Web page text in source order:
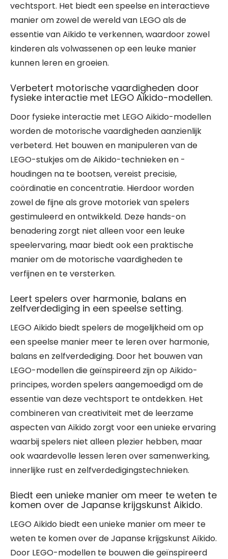
vechtsport. Het biedt een speelse en interactieve
manier om zowel de wereld van LEGO als de
essentie van Aikido te verkennen, waardoor zowel
kinderen als volwassenen op een leuke manier
kunnen leren en groeien.
Verbetert motorische vaardigheden door
fysieke interactie met LEGO Aikido-modellen.
Door fysieke interactie met LEGO Aikido-modellen
worden de motorische vaardigheden aanzienlijk
verbeterd. Het bouwen en manipuleren van de
LEGO-stukjes om de Aikido-technieken en -
houdingen na te bootsen, vereist precisie,
coördinatie en concentratie. Hierdoor worden
zowel de fijne als grove motoriek van spelers
gestimuleerd en ontwikkeld. Deze hands-on
benadering zorgt niet alleen voor een leuke
speelervaring, maar biedt ook een praktische
manier om de motorische vaardigheden te
verfijnen en te versterken.
Leert spelers over harmonie, balans en
zelfverdediging in een speelse setting.
LEGO Aikido biedt spelers de mogelijkheid om op
een speelse manier meer te leren over harmonie,
balans en zelfverdediging. Door het bouwen van
LEGO-modellen die geïnspireerd zijn op Aikido-
principes, worden spelers aangemoedigd om de
essentie van deze vechtsport te ontdekken. Het
combineren van creativiteit met de leerzame
aspecten van Aikido zorgt voor een unieke ervaring
waarbij spelers niet alleen plezier hebben, maar
ook waardevolle lessen leren over samenwerking,
innerlijke rust en zelfverdedigingstechnieken.
Biedt een unieke manier om meer te weten te
komen over de Japanse krijgskunst Aikido.
LEGO Aikido biedt een unieke manier om meer te
weten te komen over de Japanse krijgskunst Aikido.
Door LEGO-modellen te bouwen die geïnspireerd